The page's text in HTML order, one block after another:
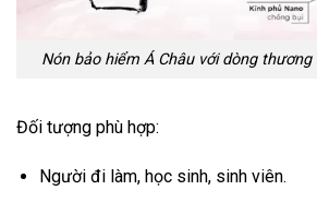
Nón bảo hiểm Á Châu với dòng
Đối tượng phù hợp:
Người đi làm, học sinh, sinh viên.